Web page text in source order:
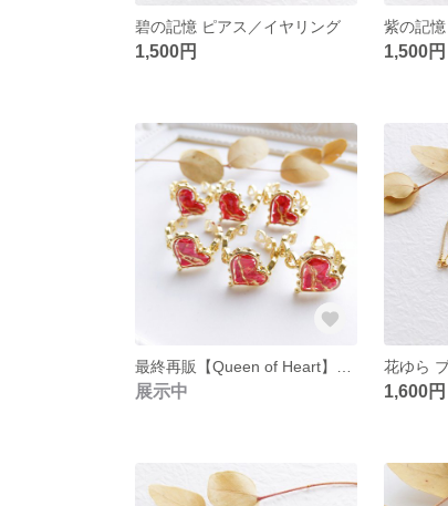
碧の記憶 ピアス／イヤリング
1,500円
紫の記
1,500円
展示中 1,600円